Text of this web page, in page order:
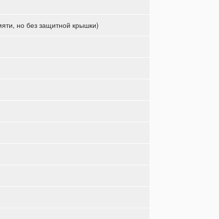
но без защитной крышки)